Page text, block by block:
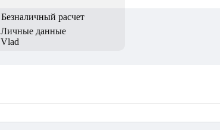
Личные данные
Vlad
Безналичный расчет